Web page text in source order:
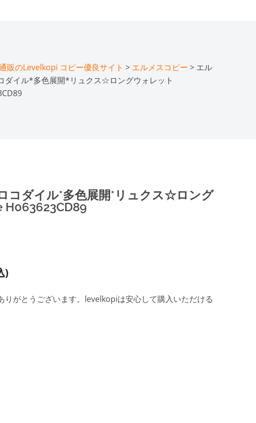
販のLevelkopi コピー優良サイト > エルメスコピー > エル
ダイル*多色展開*リュクス☆ロングウォレット
コダイル*多色展開*リュクス☆ロング
H063623CD89
)
りがとうございます。levelkopiは安心して購入いただける